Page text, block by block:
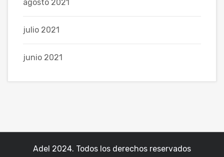
agosto 2021
julio 2021
junio 2021
Adel 2024. Todos los derechos reservados